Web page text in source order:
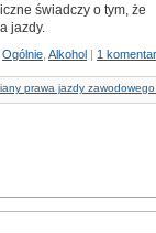
świadczy o tym, że
jazdy.
Ogólnie Alkohol | 1
prawa jazdy